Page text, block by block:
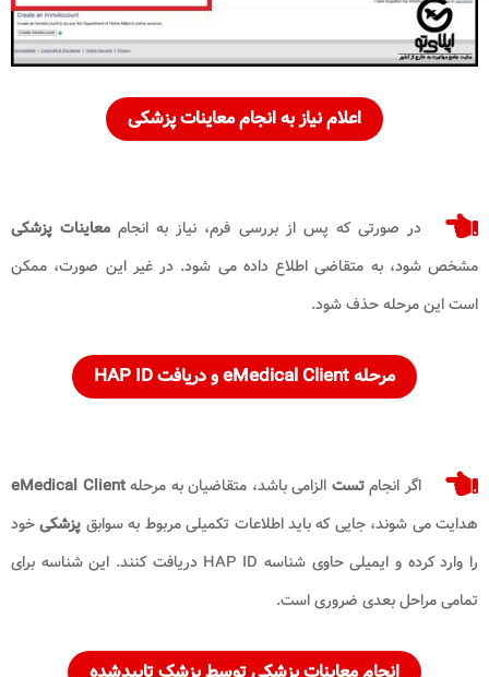
اعلام نیاز به انجام معاینات پزشکی
در صورتی که پس از بررسی فرم، نیاز به انجام معاینات پزشکی
مشخص شود، به متقاضی اطلاع داده می شود. در غیر این صورت، ممکن
است این مرحله حذف شود.
مرحله eMedical Client و دریافت HAP ID
اگر انجامتست الزامی باشد، متقاضیان به مرحلهeMedical Client
هدایت می شوند، جایی که باید اطلاعات تکمیلی مربوط به سوابق پزشکیخود
را وارد کرده و ایمیلی حاوی شناسه HAP ID دریافت کنند. این شناسه برای
تمامی مراحل بعدی ضروری است.